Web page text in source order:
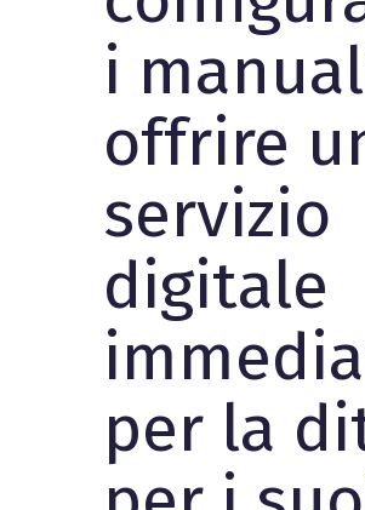
i
offrire
servizio
digitale
per la